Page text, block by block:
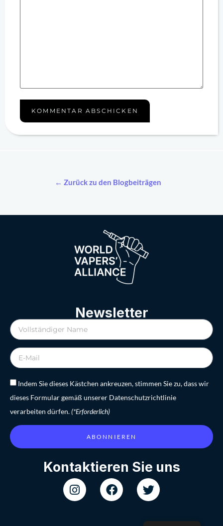
← Zurück zu den Blogbeiträgen
Newsletter
Indem Sie dieses Kästchen ankreuzen, stimmen Sie zu, dass wir
dieses Formular gemäß unserer Datenschutzrichtlinie
verarbeiten dürfen.(*Erforderlich)
ABONNIEREN
Kontaktieren Sie uns